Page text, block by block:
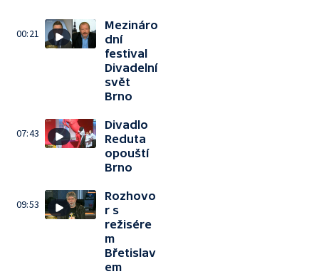
00:21
Mezináro
dní
festival
Divadelní
svět
Brno
07:43
Divadlo
Reduta
opouští
Brno
09:53
Rozhovo
r s
režisére
m
Břetislav
em